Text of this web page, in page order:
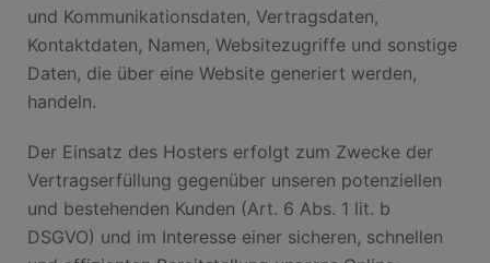
und Kommunikationsdaten, Vertragsdaten,
Kontaktdaten, Namen, Websitezugriffe und sonstige
Daten, die über eine Website generiert werden,
handeln.
Der Einsatz des Hosters erfolgt zum Zwecke der
Vertragserfüllung gegenüber unseren potenziellen
und bestehenden Kunden (Art. 6 Abs. 1 lit. b
DSGVO) und im Interesse einer sicheren, schnellen